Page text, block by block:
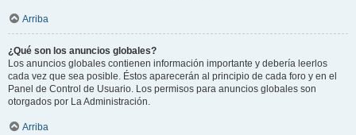
Arriba
¿Qué son los anuncios globales?
Los anuncios globales contienen información importante y debería leerlos
cada vez que sea posible. Éstos aparecerán al principio de cada foro y en el
Panel de Control de Usuario. Los permisos para anuncios globales son
otorgados por La Administración.
Arriba